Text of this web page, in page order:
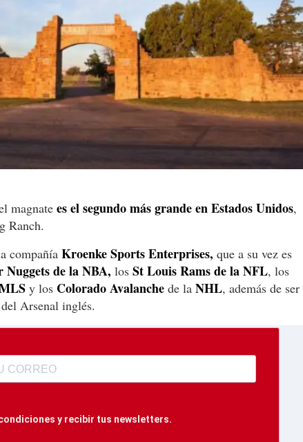
magnate es el segundo más grande en Estados Unidos,
Ranch.
compañía Kroenke Sports Enterprises, que a su vez es
Nuggets de la NBA, los St Louis Rams de la NFL, los
y los Colorado Avalanche de la NHL, además de ser
Arsenal inglés.
y recibir tus newsletters.